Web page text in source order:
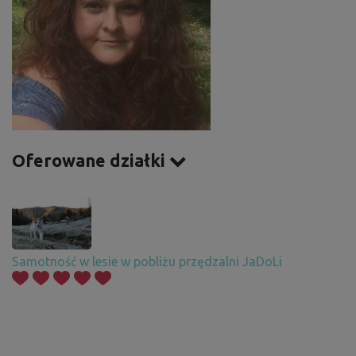
Oferowane działki
Samotność w lesie w pobliżu przędzalni JaDoLi